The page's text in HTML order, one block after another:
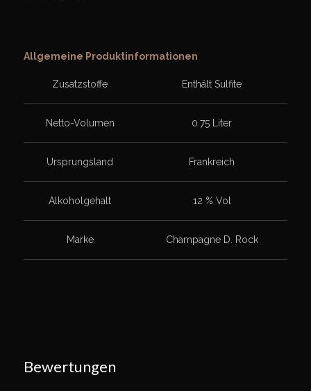
Allgemeine Produktinformationen
Zusatzstoffe Enthält Sulfite
Netto-Volumen 0.75 Liter
Ursprungsland Frankreich
Alkoholgehalt 12 % Vol
Marke Champagne D. Rock
Bewertungen